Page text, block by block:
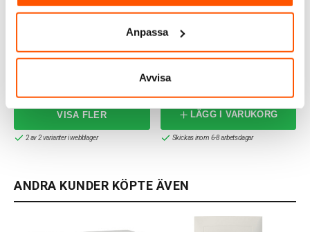
Anpassa
Avvisa
Dörrtryckknapp Lightspot
Svart Friedland D534
2 av 2 varianter i webblager
Dörrtryckknapp Sesame
Vit Friedland D814
45,00 kr
LÄGG I VARUKORG
Skickas inom 6-8 arbetsdagar
ANDRA KUNDER KÖPTE ÄVEN